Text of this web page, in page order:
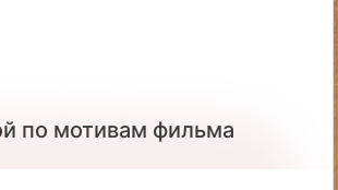
по мотивам фильма